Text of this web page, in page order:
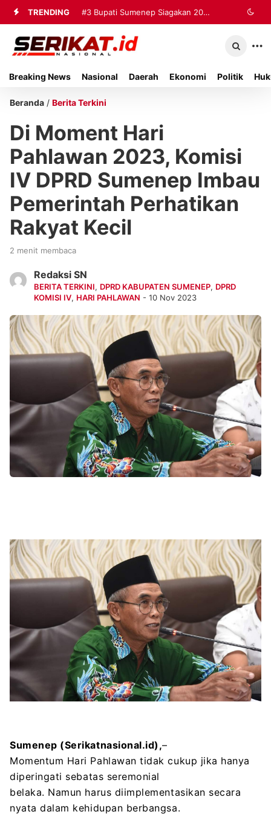
TRENDING #3 Bupati Sumenep Siagakan 20
Ambulans dan Tiga Rumah Sakit
Breaking News Nasional Daerah Ekonomi Politik
Beranda / Berita Terkini
Di Moment Hari
Pahlawan 2023, Komisi
IV DPRD Sumenep Imbau
Pemerintah Perhatikan
Rakyat Kecil
2 menit membaca
Redaksi SN
BERITA TERKINI, DPRD KABUPATEN SUMENEP, DPRD
KOMISI IV, HARI PAHLAWAN - 10 Nov 2023
Sumenep (Serikatnasional.id),–
Momentum Hari Pahlawan tidak cukup jika hanya
diperingati sebatas seremonial
belaka. Namun harus diimplementasikan secara
nyata dalam kehidupan berbangsa.